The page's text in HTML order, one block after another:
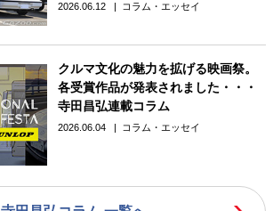
2026.06.12 コラム・エッセイ
クルマ文化の魅力を拡げる映画祭。
各受賞作品が発表されました・・・
寺田昌弘連載コラム
2026.06.04 コラム・エッセイ